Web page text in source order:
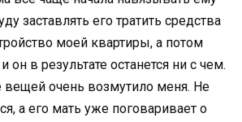
заставлять его тратить средства
моей квартиры, а потом
он в результате останется ни с чем.
вещей очень возмутило меня. Не
а его мать уже поговаривает о